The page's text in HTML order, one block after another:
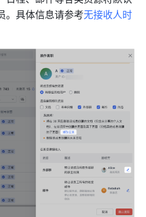
。具体信息请参考无接收人时